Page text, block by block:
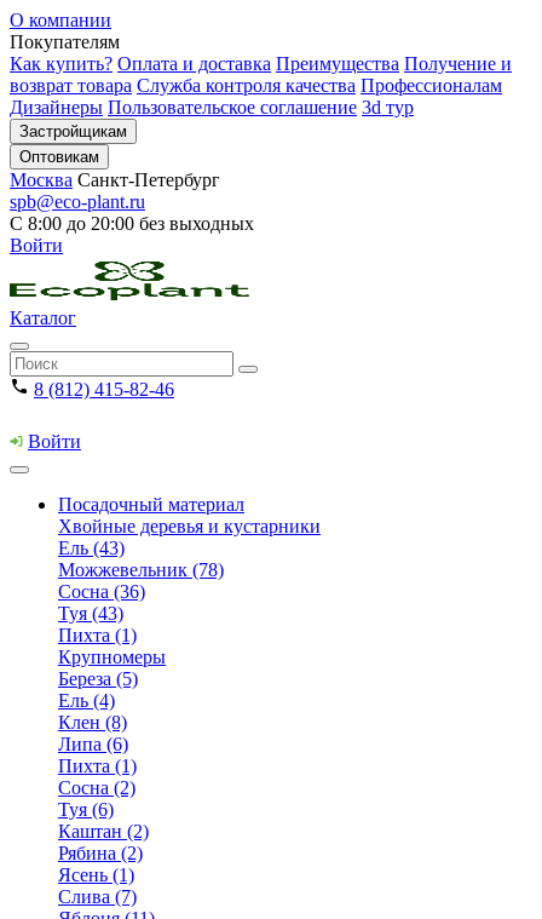
О компании
Покупателям
Как купить? Оплата и доставка Преимущества Получение и
возврат товара Служба контроля качества Профессионалам
Дизайнеры Пользовательское соглашение 3d тур
Застройщикам
Оптовикам
Москва Санкт-Петербург
spb@eco-plant.ru
С 8:00 до 20:00 без выходных
Войти
Каталог
8 (812) 415-82-46
Войти
Посадочный материал
Хвойные деревья и кустарники
Ель (43)
Можжевельник (78)
Сосна (36)
Туя (43)
Пихта (1)
Крупномеры
Береза (5)
Ель (4)
Клен (8)
Липа (6)
Пихта (1)
Сосна (2)
Туя (6)
Каштан (2)
Рябина (2)
Ясень (1)
Слива (7)